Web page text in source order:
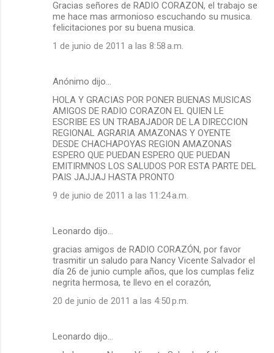
Gracias señores de RADIO CORAZON, el trabajo se
me hace mas armonioso escuchando su musica.
felicitaciones por su buena musica.
1 de junio de 2011 a las 8:58 a.m.
Anónimo dijo…
HOLA Y GRACIAS POR PONER BUENAS MUSICAS
AMIGOS DE RADIO CORAZON EL QUIEN LE
ESCRIBE ES UN TRABAJADOR DE LA DIRECCION
REGIONAL AGRARIA AMAZONAS Y OYENTE
DESDE CHACHAPOYAS REGION AMAZONAS
ESPERO QUE PUEDAN ESPERO QUE PUEDAN
EMITIRMNOS LOS SALUDOS POR ESTA PARTE DEL
PAIS JAJJAJ HASTA PRONTO
9 de junio de 2011 a las 11:24 a.m.
Leonardo dijo…
gracias amigos de RADIO CORAZÓN, por favor
trasmitir un saludo para Nancy Vicente Salvador el
día 26 de junio cumple años, que los cumplas feliz
negrita hermosa, te llevo en el corazón,
20 de junio de 2011 a las 4:50 p.m.
Leonardo dijo…